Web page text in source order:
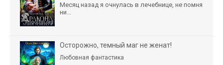
Месяц назад я очнулась в лечебнице, не помня
ни...
Осторожно, темный маг не женат!
Любовная фантастика